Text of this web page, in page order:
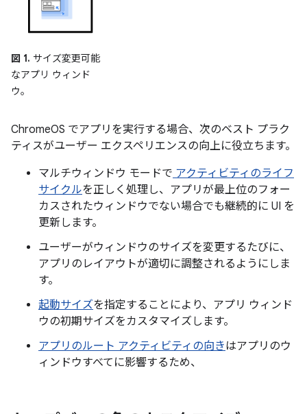
図 1. サイズ変更可能
なアプリ ウィンド
ウ。
ChromeOS でアプリを実行する場合、次のベスト プラク
ティスがユーザー エクスペリエンスの向上に役立ちます。
マルチウィンドウ モードで アクティビティのライフ
サイクルを正しく処理し、アプリが最上位のフォー
カスされたウィンドウでない場合でも継続的に UI を
更新します。
ユーザーがウィンドウのサイズを変更するたびに、
アプリのレイアウトが適切に調整されるようにしま
す。
起動サイズを指定することにより、アプリ ウィンド
ウの初期サイズをカスタマイズします。
アプリのルート アクティビティの向きはアプリのウ
ィンドウすべてに影響するため、